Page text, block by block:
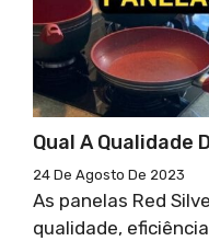
Qual A Qualidade
24 De Agosto De 2023
As panelas Red
qualidade,